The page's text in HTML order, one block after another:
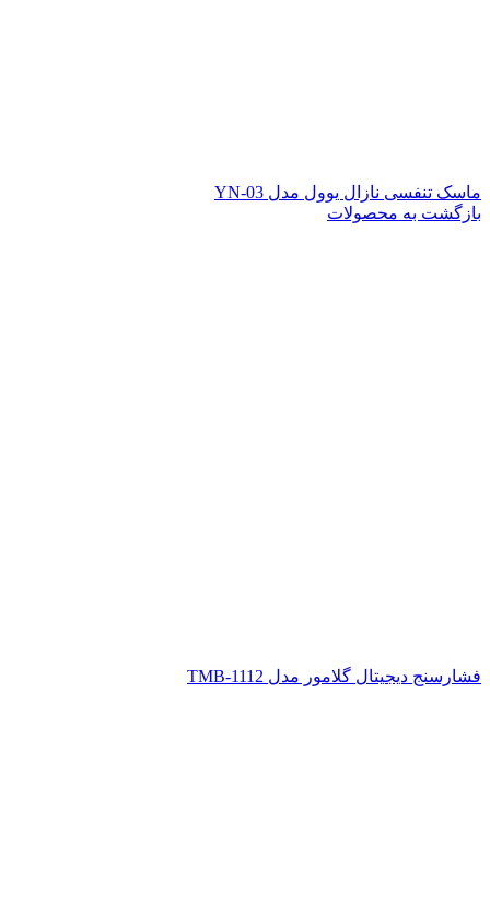
ماسک تنفسی نازال یوول مدل YN-03
بازگشت به محصولات
فشارسنج دیجیتال گلامور مدل TMB-1112